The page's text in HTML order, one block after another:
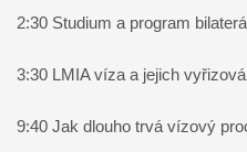
2:30 Studium a program
3:30 LMIA víza a jejich
9:40 Jak dlouho trvá vízový